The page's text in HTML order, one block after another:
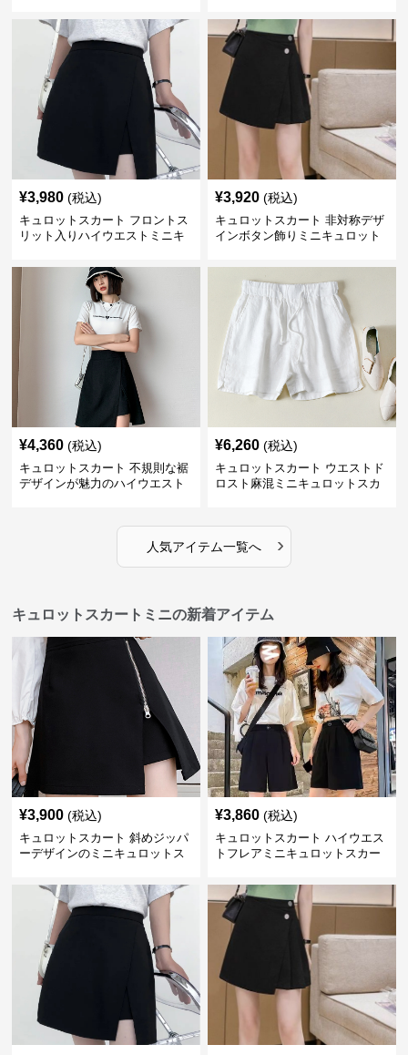
¥3,980 (税込)
キュロットスカート フロントス
リット入りハイウエストミニキ
¥3,920 (税込)
キュロットスカート 非対称デザ
インボタン飾りミニキュロット
¥4,360 (税込)
キュロットスカート 不規則な裾
デザインが魅力のハイウエスト
¥6,260 (税込)
キュロットスカート ウエストド
ロスト麻混ミニキュロットスカ
人気アイテム一覧へ ›
キュロットスカートミニの新着アイテム
¥3,900 (税込)
キュロットスカート 斜めジッパ
ーデザインのミニキュロットス
¥3,860 (税込)
キュロットスカート ハイウエス
トフレアミニキュロットスカー